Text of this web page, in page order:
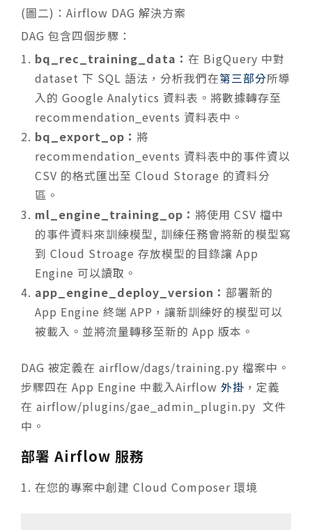
(圖二)：Airflow DAG 解決方案
DAG 包含四個步驟：
bq_rec_training_data： 在 BigQuery 中對
dataset 下 SQL 語法，分析我們在第三部分所導
入的 Google Analytics 資料表。將數據轉存至
recommendation_events 資料表中。
bq_export_op： 將
recommendation_events 資料表中的事件資以
CSV 的格式匯出至 Cloud Storage 的資料分
區。
ml_engine_training_op： 將使用 CSV 檔中
的事件資料來訓練模型, 訓練任務會將新的模型寫
到 Cloud Stroage 存放模型的目錄讓 App
Engine 可以讀取。
app_engine_deploy_version： 部署新的
App Engine 終端 APP，讓新訓練好的模型可以
被載入。並將流量轉移至新的 App 版本。
DAG 被定義在 airflow/dags/training.py 檔案中。
步驟四在 App Engine 中載入Airflow 外掛 ，定義
在 airflow/plugins/gae_admin_plugin.py 文件
中。
部署 Airflow 服務
在您的專案中創建 Cloud Composer 環境